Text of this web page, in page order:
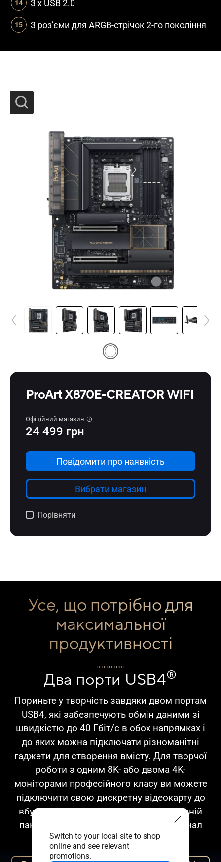
Switch to your local site to shop
online and see relevant
promotions.
3 x USB 2.0
3 роз’єми для ARGB-стрічок 2-го покоління
Усе, що потрібно для
максимальної
продуктивності
Два порти USB4®
Пориньте у творчість завдяки двом портам
USB4, які забезпечують обмін даними зі
швидкістю до 40 Гбіт/с в обох напрямках і
до яких можна підключати різноманітні
гаджети для створення вмісту. Для творчої
роботи з одним 8K- або двома 4K-
моніторами професійного класу ви можете
підключити свою дискретну відеокарту до
вбудованого входу DisplayPort™ на задній
панелі інтерфейсів і вивести відеосигнал
через порт USB4.